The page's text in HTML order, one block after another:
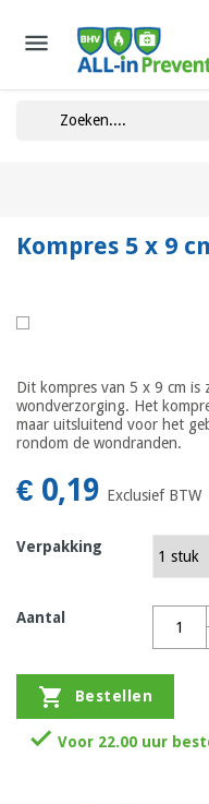

Kompres 5 x 9
Dit kompres van 5 x 9 cm is
wondverzorging. Het
maar uitsluitend voor het
rondom de wondranden.
€ 0,19 Exclusief BTW
Verpakking
Aantal
 Bestellen
 Voor 22.00 uur